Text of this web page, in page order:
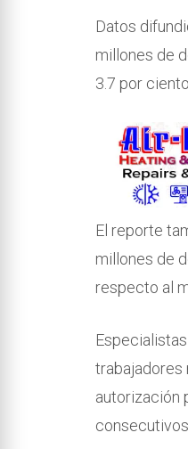
Datos
millones de
3.7 por
El reporte
millones de
respecto al
trabajadores
autorización